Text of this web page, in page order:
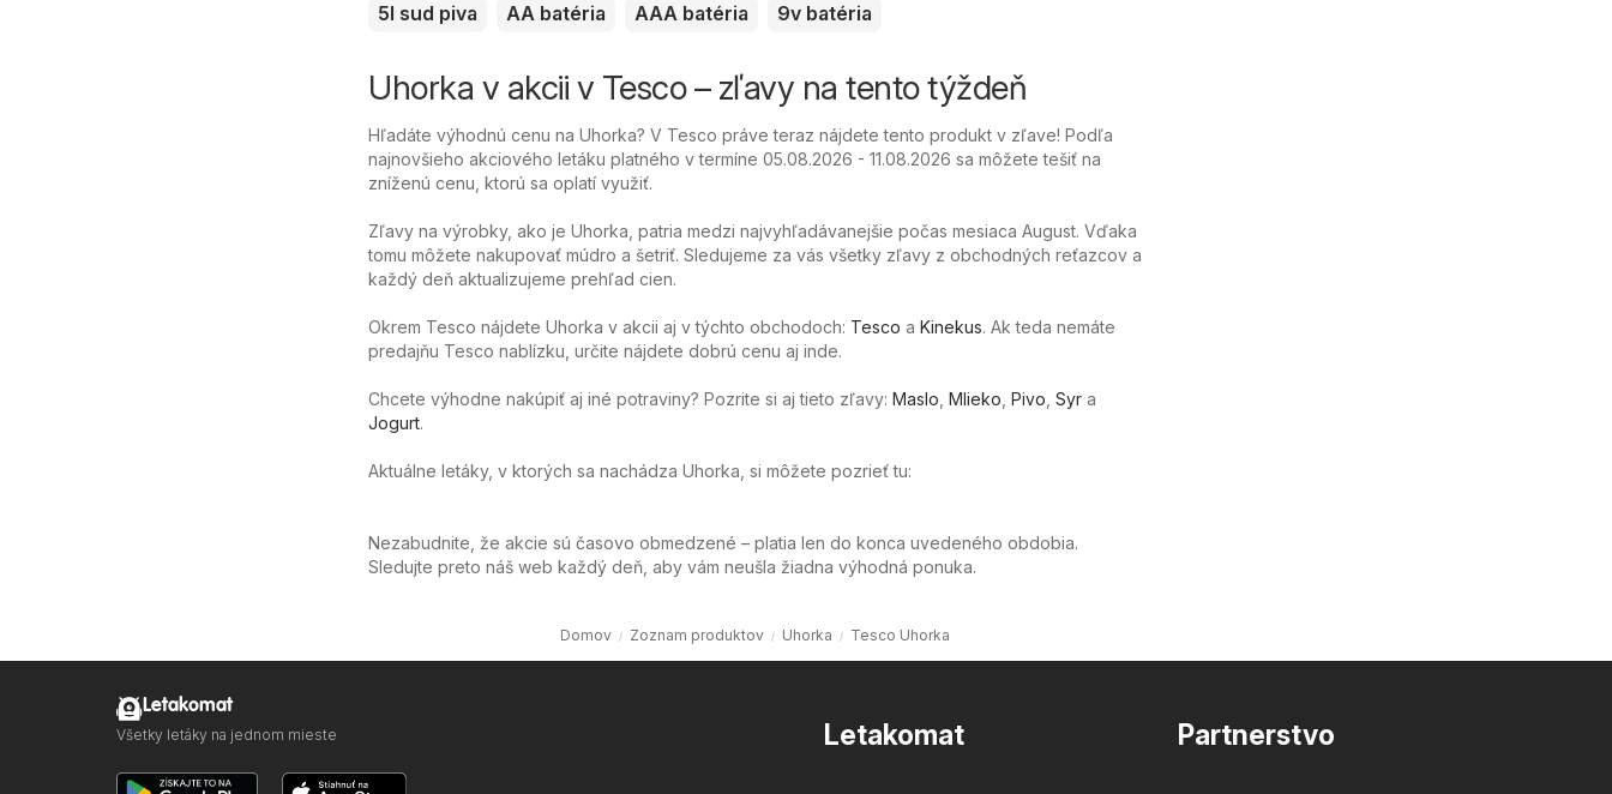
5l sud piva
AA batéria AAA batéria 9v batéria
Uhorka v akcii v Tesco – zľavy na tento týždeň
Hľadáte výhodnú cenu na Uhorka? V Tesco práve teraz nájdete tento produkt v zľave! Podľa
najnovšieho akciového letáku platného v termíne 05.08.2026 - 11.08.2026 sa môžete tešiť na
zníženú cenu, ktorú sa oplatí využiť.
Zľavy na výrobky, ako je Uhorka, patria medzi najvyhľadávanejšie počas mesiaca August. Vďaka
tomu môžete nakupovať múdro a šetriť. Sledujeme za vás všetky zľavy z obchodných reťazcov a
každý deň aktualizujeme prehľad cien.
Okrem Tesco nájdete Uhorka v akcii aj v týchto obchodoch: Tesco a Kinekus. Ak teda nemáte
predajňu Tesco nablízku, určite nájdete dobrú cenu aj inde.
Chcete výhodne nakúpiť aj iné potraviny? Pozrite si aj tieto zľavy: Maslo Mlieko Pivo Syr a
Jogurt.
Aktuálne letáky, v ktorých sa nachádza Uhorka, si môžete pozrieť tu:
Nezabudnite, že akcie sú časovo obmedzené – platia len do konca uvedeného obdobia.
Sledujte preto náš web každý deň, aby vám neušla žiadna výhodná ponuka.
Domov Zoznam produktov Uhorka Tesco Uhorka
Letakomat Partnerstvo
Letakomat
Všetky letáky na jednom mieste